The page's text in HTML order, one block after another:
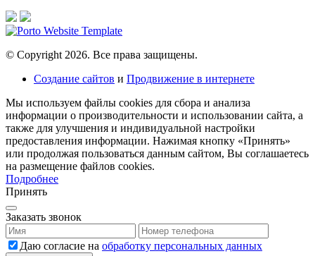
© Copyright 2026. Все права защищены.
Создание сайтов и Продвижение в интернете
Мы используем файлы cookies для сбора и анализа
информации о производительности и использовании сайта, а
также для улучшения и индивидуальной настройки
предоставления информации. Нажимая кнопку «Принять»
или продолжая пользоваться данным сайтом, Вы соглашаетесь
на размещение файлов сookies.
Подробнее
Принять
Заказать звонок
Даю согласие на обработку персональных данных